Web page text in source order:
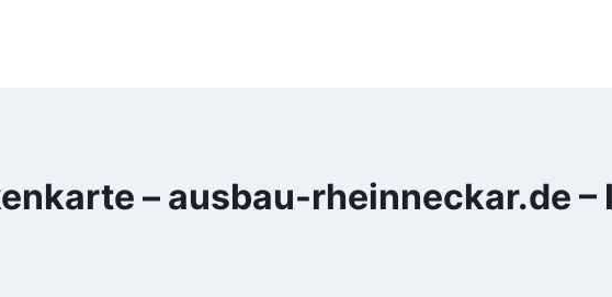
– ausbau-rheinneckar.de –